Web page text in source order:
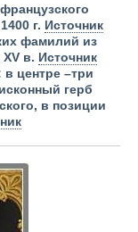
г. Источник
фамилий из
в. Источник
центре –три
герб
в позиции